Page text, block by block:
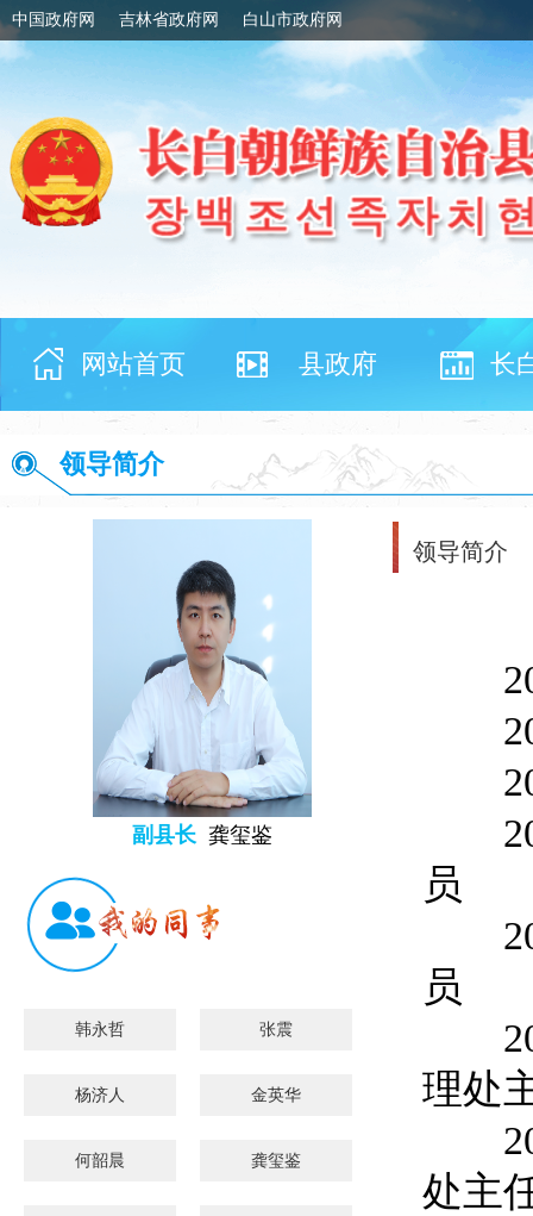
中国政府网 吉林省政府网 白山市政府网
网站首页 县政府 长
领导简介
副县长 龚玺鉴
韩永哲 张震
杨济人 金英华
何韶晨 龚玺鉴
领导简介
员
员
理处
处主